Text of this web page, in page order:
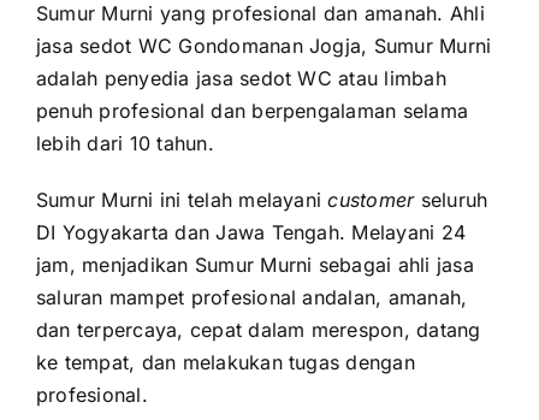
Sumur Murni yang profesional dan amanah. Ahli
jasa sedot WC Gondomanan Jogja, Sumur Murni
adalah penyedia jasa sedot WC atau limbah
penuh profesional dan berpengalaman selama
lebih dari 10 tahun.
Sumur Murni ini telah melayanicustomerseluruh
DI Yogyakarta dan Jawa Tengah. Melayani 24
jam, menjadikan Sumur Murni sebagai ahli jasa
saluran mampet profesional andalan, amanah,
dan terpercaya, cepat dalam merespon, datang
ke tempat, dan melakukan tugas dengan
profesional.